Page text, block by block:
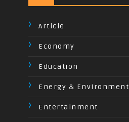
Article
Economy
Education
Energy & Environment
Entertainment